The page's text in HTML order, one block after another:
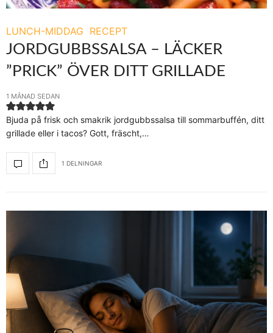
LUNCH-MIDDAG RECEPT
JORDGUBBSSALSA – LÄCKER
”PRICK” ÖVER DITT GRILLADE
1 MÅNAD SEDAN
Bjuda på frisk och smakrik jordgubbssalsa till sommarbuffén, ditt
grillade eller i tacos? Gott, fräscht,…
1 DELNINGAR